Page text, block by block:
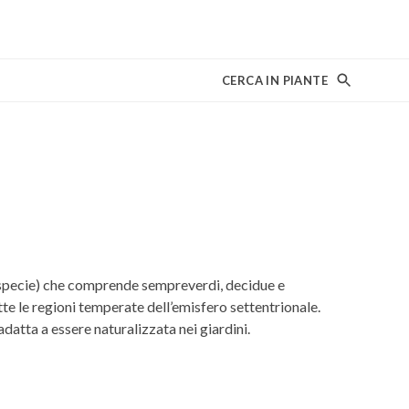
CERCA IN PIANTE
che comprende sempreverdi, decidue e
le regioni temperate dell’emisfero settentrionale.
a essere naturalizzata nei giardini.